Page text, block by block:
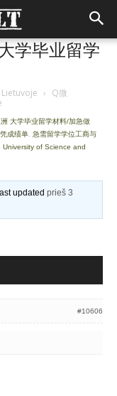
学毕业留学
› Q微
大学毕业留学材料/加急做
成绩单 急需留学学位工商与
University of Science and
updatedprieš 3
#10606